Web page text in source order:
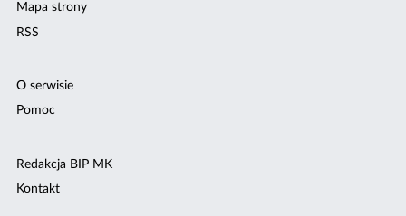
Mapa strony
RSS
O serwisie
Pomoc
Redakcja BIP MK
Kontakt